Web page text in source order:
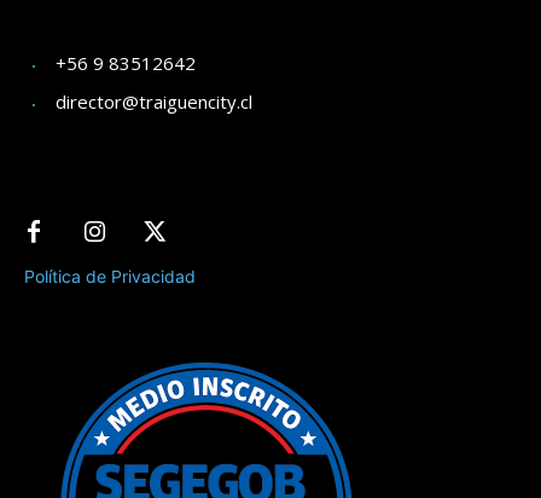
+56 9 83512642
director@traiguencity.cl
Política de Privacidad